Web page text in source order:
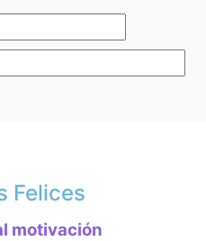
Felices
motivación